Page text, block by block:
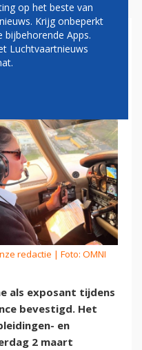
OP
2024
redactie | Foto: OMNI
als exposant tijdens
bevestigd. Het
en
2 maart
op het beste van
Krijg onbeperkt
Apps.
Luchtvaartnieuws